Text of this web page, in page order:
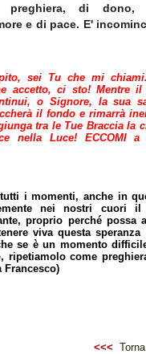
preghiera, di
e di pace. E'
sei Tu che mi
accetto, ci sto! Mentre
o Signore, la sua
il fondo e rimarrà
tra le Tue Braccia la
nella Luce! ECCOMI
i momenti, anche in
nei nostri cuori
proprio perché possa
viva questa speranza
se è un momento
ripetiamolo come
Francesco)
<<<